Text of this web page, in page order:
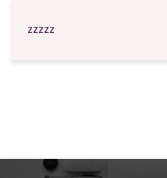
zzzzz